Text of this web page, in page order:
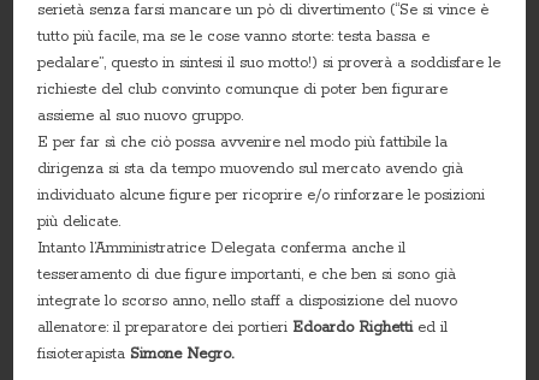
serietà senza farsi mancare un pò di divertimento (“Se si vince è
tutto più facile, ma se le cose vanno storte: testa bassa e
pedalare”, questo in sintesi il suo motto!) si proverà a soddisfare le
richieste del club convinto comunque di poter ben figurare
assieme al suo nuovo gruppo.
E per far sì che ciò possa avvenire nel modo più fattibile la
dirigenza si sta da tempo muovendo sul mercato avendo già
individuato alcune figure per ricoprire e/o rinforzare le posizioni
più delicate.
Intanto l’Amministratrice Delegata conferma anche il
tesseramento di due figure importanti, e che ben si sono già
integrate lo scorso anno, nello staff a disposizione del nuovo
allenatore: il preparatore dei portieriEdoardo Righettied il
fisioterapista Simone Negro.